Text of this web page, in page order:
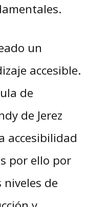
un
accesible.
de
de Jerez
accesibilidad
por ello por
de